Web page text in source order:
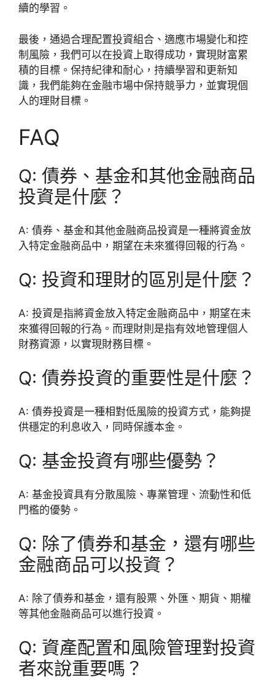
續的學習。
最後，通過合理配置投資組合、適應市場變化和控
制風險，我們可以在投資上取得成功，實現財富累
積的目標。保持紀律和耐心，持續學習和更新知
識，我們能夠在金融市場中保持競爭力，並實現個
人的理財目標。
FAQ
Q: 債券、基金和其他金融商品
投資是什麼？
A: 債券、基金和其他金融商品投資是一種將資金放
入特定金融商品中，期望在未來獲得回報的行為。
Q: 投資和理財的區別是什麼？
A: 投資是指將資金放入特定金融商品中，期望在未
來獲得回報的行為。而理財則是指有效地管理個人
財務資源，以實現財務目標。
Q: 債券投資的重要性是什麼？
A: 債券投資是一種相對低風險的投資方式，能夠提
供穩定的利息收入，同時保護本金。
Q: 基金投資有哪些優勢？
A: 基金投資具有分散風險、專業管理、流動性和低
門檻的優勢。
Q: 除了債券和基金，還有哪些
金融商品可以投資？
A: 除了債券和基金，還有股票、外匯、期貨、期權
等其他金融商品可以進行投資。
Q: 資產配置和風險管理對投資
者來說重要嗎？